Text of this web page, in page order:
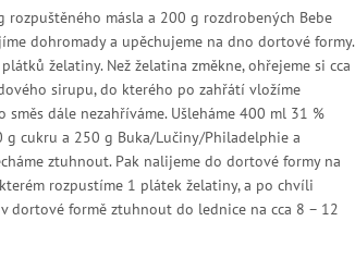
másla a 200 g rozdrobených Bebe
dohromady a upěchujeme na dno dortové formy.
želatiny. Než želatina změkne, ohřejeme si cca
sirupu, do kterého po zahřátí vložíme
směs dále nezahříváme. Ušleháme 400 ml 31 %
g cukru a 250 g Buka/Lučiny/Philadelphie a
ztuhnout. Pak nalijeme do dortové formy na
rozpustíme 1 plátek želatiny, a po chvíli
dortové formě ztuhnout do lednice na cca 8 – 12